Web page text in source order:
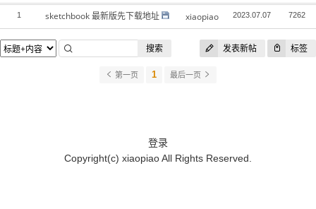
1 sketchbook 最新版先下载地址 xiaopiao 2023.07.07 7262
发表新帖 标签
搜索
第一页 1 最后一页
登录
Copyright(c) xiaopiaoAll Rights Reserved.